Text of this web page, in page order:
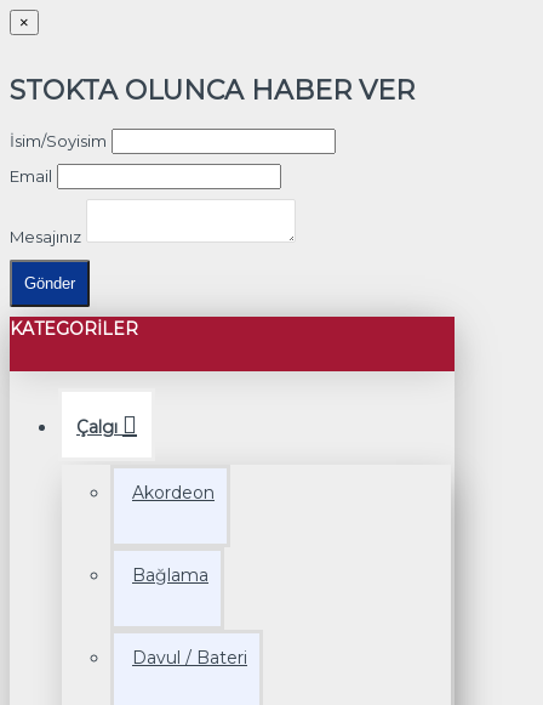
×
STOKTA OLUNCA HABER VER
İsim/Soyisim
Email
Mesajınız
Gönder
KATEGORILER
Çalgı
Akordeon
Bağlama
Davul / Bateri